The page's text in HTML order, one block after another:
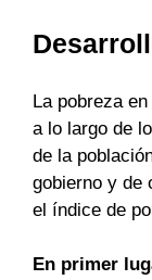
La pobreza
a lo largo de
de la
gobierno y de
el índice de
En primer